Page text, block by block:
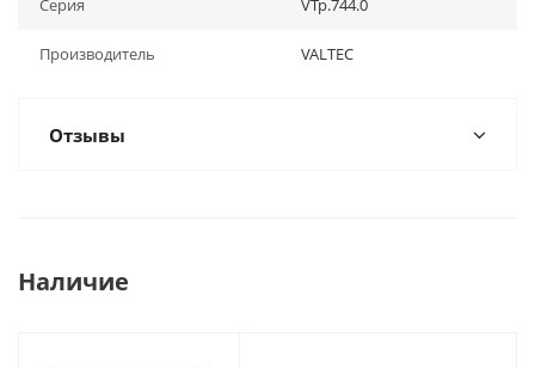
Серия VTp.744.0
Производитель VALTEC
Отзывы
Наличие